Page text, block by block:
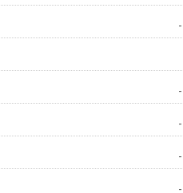
-
-
-
-
-